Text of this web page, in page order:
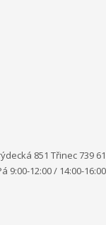
851 Třinec 739 61
9:00-12:00 / 14:00-16:00